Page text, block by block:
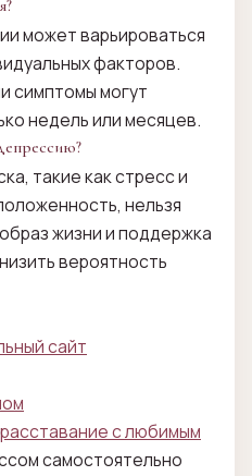
может варьироваться
факторов.
симптомы могут
недель или месяцев.
такие как стресс и
нельзя
жизни и поддержка
вероятность
сайт
с любимым
самостоятельно